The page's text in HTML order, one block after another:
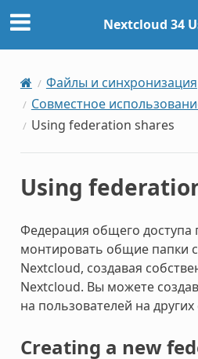
Nextcloud 34
Файлы и синхронизация
Совместное
Using federation shares
Using
Федерация общего доступа
монтировать общие папки
Nextcloud, создавая
Nextcloud. Вы можете
на пользователей на
Creating a new